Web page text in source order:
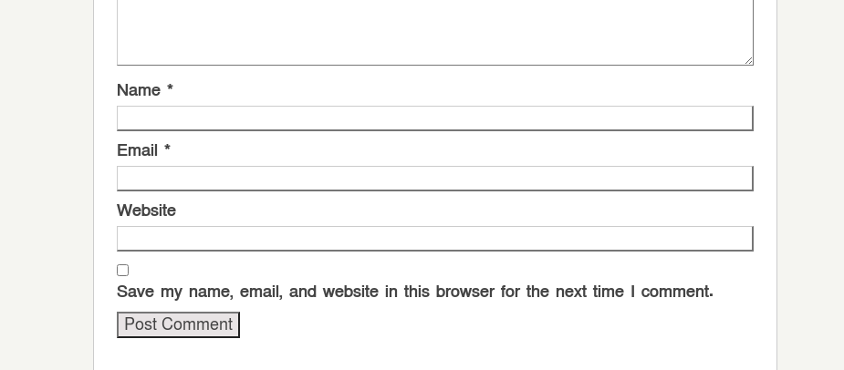
Name *
Email *
Website
Save my name, email, and website in this browser for the next time I comment.